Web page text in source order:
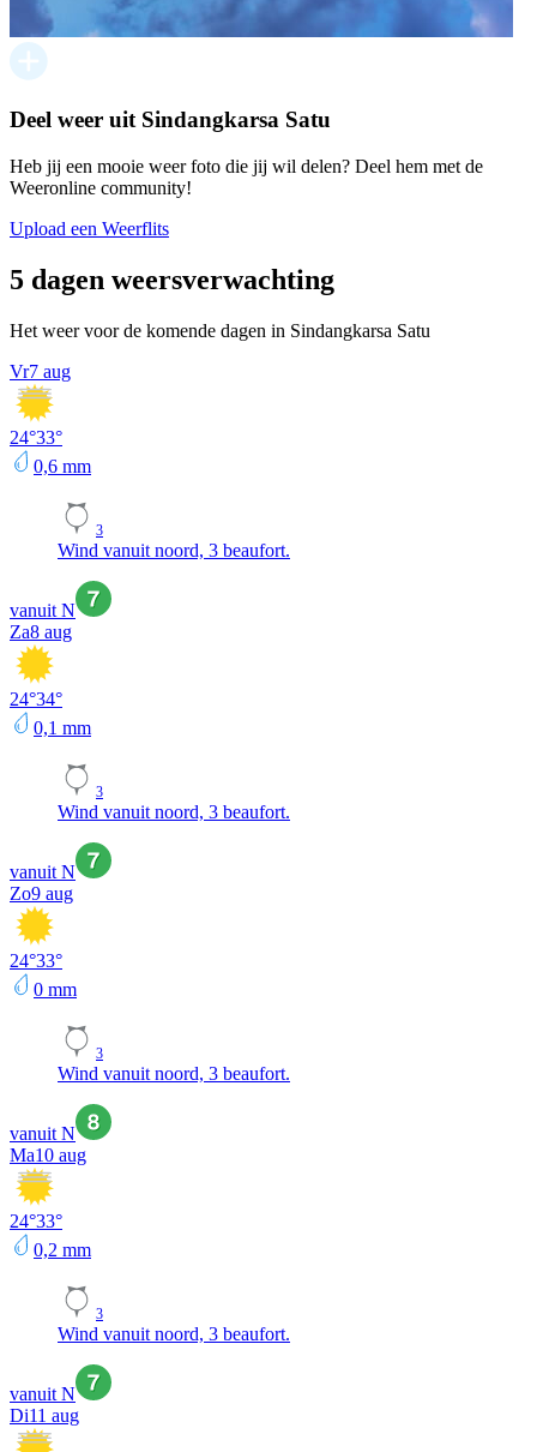
Deel weer uit Sindangkarsa Satu
Heb jij een mooie weer foto die jij wil delen? Deel hem met de
Weeronline community!
Upload een Weerflits
5 dagen weersverwachting
Het weer voor de komende dagen in Sindangkarsa Satu
Vr7 aug
24°33°
0,6 mm
3
Wind vanuit noord, 3 beaufort.
vanuit N
Za8 aug
24°34°
0,1 mm
3
Wind vanuit noord, 3 beaufort.
vanuit N
Zo9 aug
24°33°
0 mm
3
Wind vanuit noord, 3 beaufort.
vanuit N
Ma10 aug
24°33°
0,2 mm
3
Wind vanuit noord, 3 beaufort.
vanuit N
Di11 aug